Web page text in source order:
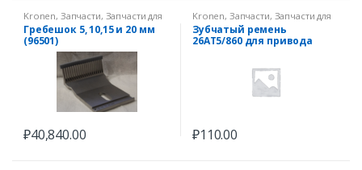
Kronen, Запчасти, Запчасти для
овощерезок
Гребешок 5, 10,15 и 20 мм
(96501)
₽40,840.00
Kronen, Запчасти, Запчасти для
овощерезок
Зубчатый ремень
26AT5/860 для привода
₽110.00